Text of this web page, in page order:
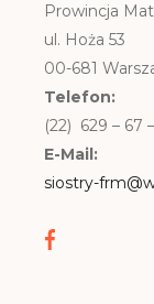
Prowincja
ul. Hoża 53
00-681
Telefon:
(22) 629 – 67
E-Mail:
siostry-